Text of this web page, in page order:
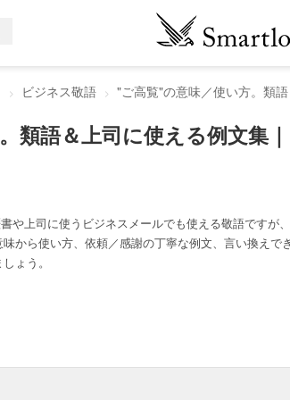
ビジネス敬語 "ご高覧"の意味／使い方。類
類語＆上司に使える例文集
や上司に使うビジネスメールでも使える敬語ですが
から使い方、依頼／感謝の丁寧な例文、言い換えで
ょう。